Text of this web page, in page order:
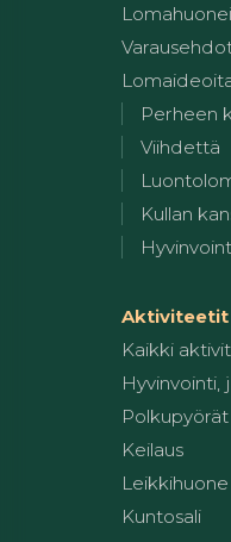
Perheen
Viihdettä
Kullan
Aktiviteetit
Kaikki
Hyvinvointi,
Keilaus
Leikkihuone
Kuntosali